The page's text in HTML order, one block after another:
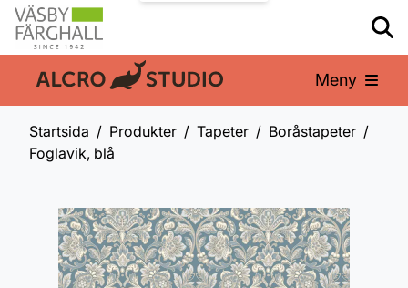
En del av: Meny
Startsida Produkter Tapeter
Boråstapeter
Foglavik, blå